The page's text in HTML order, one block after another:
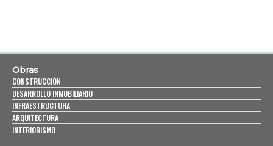
Obras
CONSTRUCCIÓN
DESARROLLO INMOBILIARIO
INFRAESTRUCTURA
ARQUITECTURA
INTERIORISMO